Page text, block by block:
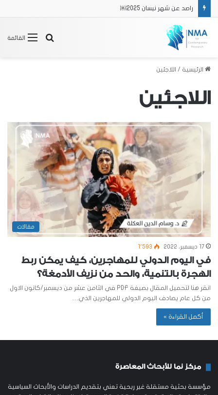
راصد عن شهر نيسان 2025￼
القائمة
بحث
الرئيسية / اللاجئين
اللاجئين
مقالات
17 ديسمبر، 2022 1٬593
في اليوم الدولي للمهاجرين، كيف يمكن ربط
الهجرة بالتنمية، والحد من نزيف الأدمغة؟
انقر هنا لتحميل المقال بصيغة PDF في الثامن عشر من ديسمبر/كانون الاول
من كل عام يصادف اليوم الدولي للمهاجرين الذي…
أكمل القراءة »
مركز نما للأبحاث المعاصرة
مؤسسة بحثية مستقلة غير ربحية تعني بتقديم الدراسات والأبحاث السياسية